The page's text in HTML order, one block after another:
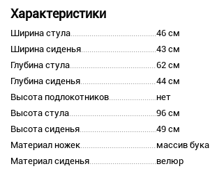
Характеристики
Ширина стула
46 см
Ширина сиденья
43 см
Глубина стула
62 см
Глубина сиденья
44 см
Высота подлокотников
нет
Высота стула
96 см
Высота сиденья
49 см
Материал ножек
массив бука
Материал сиденья
велюр